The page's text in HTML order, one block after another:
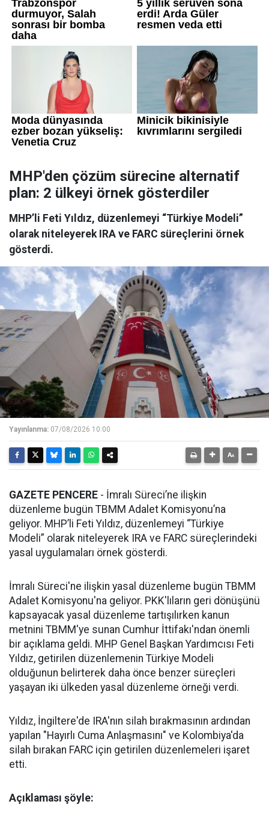
MHP'den çözüm sürecine alternatif
plan: 2 ülkeyi örnek gösterdiler
MHP’li Feti Yıldız, düzenlemeyi “Türkiye Modeli”
olarak niteleyerek IRA ve FARC süreçlerini örnek
gösterdi.
Yayınlanma: 07/08/2026 10:00
GAZETE PENCERE - İmralı Süreci’ne ilişkin
düzenleme bugün TBMM Adalet Komisyonu’na
geliyor. MHP’li Feti Yıldız, düzenlemeyi “Türkiye
Modeli” olarak niteleyerek IRA ve FARC süreçlerindeki
yasal uygulamaları örnek gösterdi.
İmralı Süreci'ne ilişkin yasal düzenleme bugün TBMM
Adalet Komisyonu'na geliyor. PKK'lıların geri dönüşünü
kapsayacak yasal düzenleme tartışılırken kanun
metnini TBMM'ye sunan Cumhur İttifakı'ndan önemli
bir açıklama geldi. MHP Genel Başkan Yardımcısı Feti
Yıldız, getirilen düzenlemenin Türkiye Modeli
olduğunun belirterek daha önce benzer süreçleri
yaşayan iki ülkeden yasal düzenleme örneği verdi.
Yıldız, İngiltere'de IRA'nın silah bırakmasının ardından
yapılan "Hayırlı Cuma Anlaşmasını" ve Kolombiya'da
silah bırakan FARC için getirilen düzenlemeleri işaret
etti.
Açıklaması şöyle: